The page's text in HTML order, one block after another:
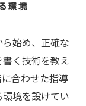
環境
始め、正確な
く技術を教え
合わせた指導
境を設けてい